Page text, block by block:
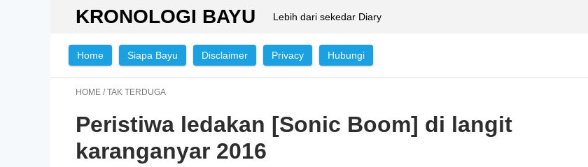
KRONOLOGI BAYU Lebih dari sekedar Diary
Home Siapa Bayu Disclaimer Privacy Hubungi
HOME /TAK TERDUGA
Peristiwa ledakan [Sonic Boom] di langit
karanganyar 2016